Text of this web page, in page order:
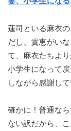
蓮司といる麻衣
だし、貴恵がい
て、麻衣たちよ
小学生になって
しながら感謝して
確かに！普通な
ない訳だから、